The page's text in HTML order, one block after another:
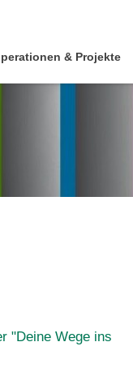
& Projekte
"Deine Wege ins